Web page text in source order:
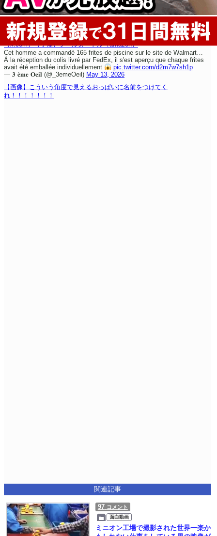
（x.com）（予備）プールヌードル（amazon）
Cet homme a commandé 165 frites de piscine sur le site de Walmart…
À la réception du colis livré par FedEx, il s'est aperçu que chaque frites
avait été emballée individuellement
pic.twitter.com/d2m7w7sh1p
— 𝟑 𝐞̀𝐦𝐞 𝐎𝐞𝐢𝐥 (@_3emeOeil) May 13, 2026
【画像】こういう角度で見えるおっぱいに名前をつけてく
れ！！！！！！！
関連記事
97 コメント
面白動画
ミニオン工場で撮影された世界一楽か